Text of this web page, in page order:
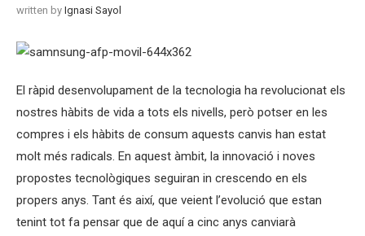
written by Ignasi Sayol
El ràpid desenvolupament de la tecnologia ha revolucionat els
nostres hàbits de vida a tots els nivells, però potser en les
compres i els hàbits de consum aquests canvis han estat
molt més radicals. En aquest àmbit, la innovació i noves
propostes tecnològiques seguiran in crescendo en els
propers anys. Tant és així, que veient l’evolució que estan
tenint tot fa pensar que de aquí a cinc anys canviarà